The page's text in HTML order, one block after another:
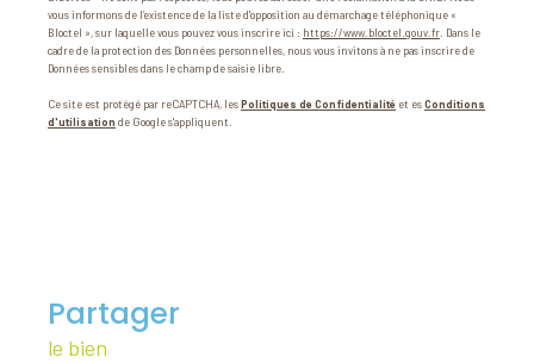
vous informons de l’existence de la liste d'opposition au démarchage téléphonique «
Bloctel », sur laquelle vous pouvez vous inscrire ici : https://www.bloctel.gouv.fr . Dans le
cadre de la protection des Données personnelles, nous vous invitons à ne pas inscrire de
Données sensibles dans le champ de saisie libre.
Ce site est protégé par reCAPTCHA, lesPolitiques de Confidentialité et esConditions
d'utilisation de Google s'appliquent.
partager
le bien